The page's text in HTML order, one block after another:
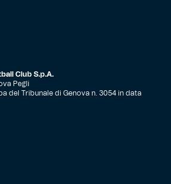
Club S.p.A.
Pegli
del Tribunale di Genova n. 3054 in data